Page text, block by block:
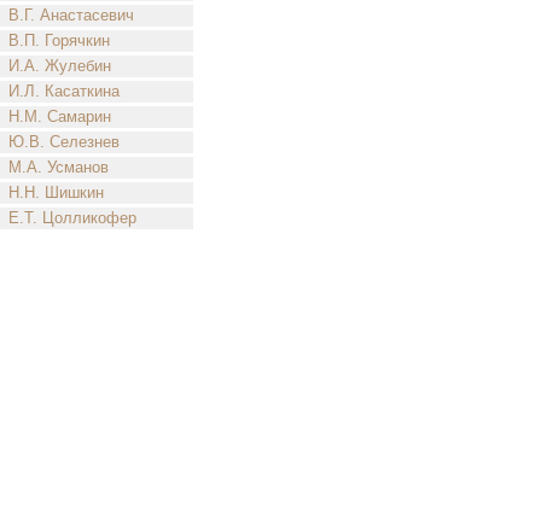
В.Г. Анастасевич
В.П. Горячкин
И.А. Жулебин
И.Л. Касаткина
Н.М. Самарин
Ю.В. Селезнев
М.А. Усманов
Н.Н. Шишкин
Е.Т. Цолликофер